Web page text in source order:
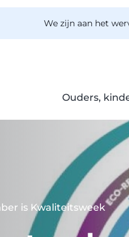
We zijn aan het
Ouders,
is Kwaliteitsweek